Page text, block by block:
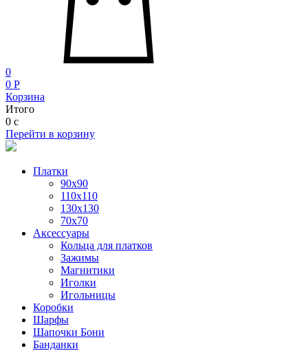
0
0 P
Корзина
Итого
0 c
Перейти в корзину
Платки
90x90
110x110
130x130
70х70
Аксессуары
Кольца для платков
Зажимы
Магнитики
Иголки
Игольницы
Коробки
Шарфы
Шапочки Бони
Банданки